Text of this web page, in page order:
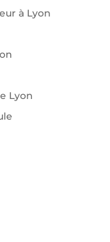
à Lyon
Lyon